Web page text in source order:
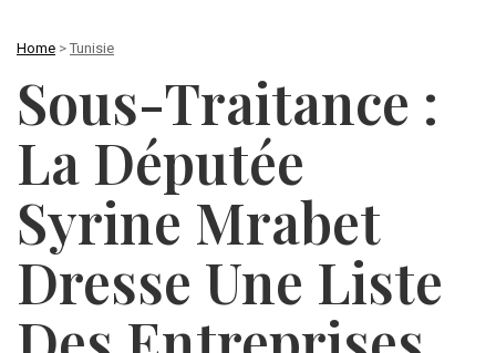
Home > Tunisie
Sous-Traitance :
La Députée
Syrine Mrabet
Dresse Une Liste